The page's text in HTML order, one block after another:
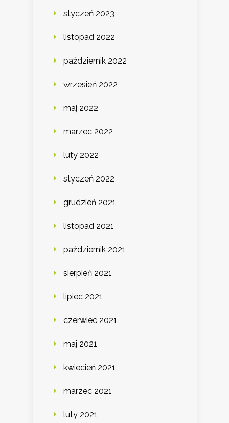
styczeń 2023
listopad 2022
październik 2022
wrzesień 2022
maj 2022
marzec 2022
luty 2022
styczeń 2022
grudzień 2021
listopad 2021
październik 2021
sierpień 2021
lipiec 2021
czerwiec 2021
maj 2021
kwiecień 2021
marzec 2021
luty 2021